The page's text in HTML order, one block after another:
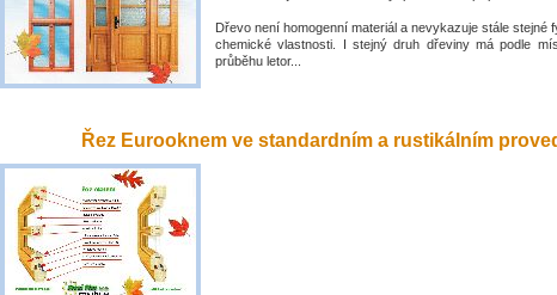
Dřevo není homogenní materiál a nevykazuje stále stejné
chemické vlastnosti. I stejný druh dřeviny má podle
průběhu letor...
Řez Eurooknem ve standardním a rustikálním